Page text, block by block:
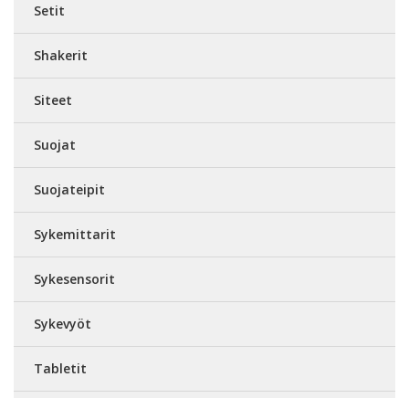
Setit
Shakerit
Siteet
Suojat
Suojateipit
Sykemittarit
Sykesensorit
Sykevyöt
Tabletit